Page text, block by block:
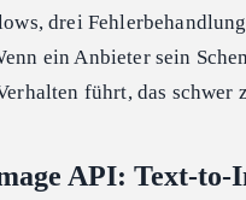
drei
ein Anbieter sein
führt, das schwer
API: Text-to-